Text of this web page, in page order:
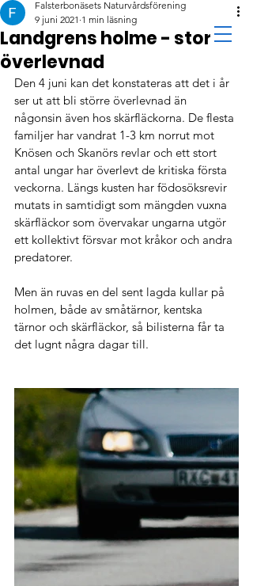
Landgrens holme - stor
överlevnad
Falsterbonäsets Naturvårdsförening
9 juni 2021 1 min läsning
Den 4 juni kan det konstateras att det i år
ser ut att bli större överlevnad än
någonsin även hos skärfläckorna. De flesta
familjer har vandrat 1-3 km norrut mot
Knösen och Skanörs revlar och ett stort
antal ungar har överlevt de kritiska första
veckorna. Längs kusten har födosöksrevir
mutats in samtidigt som mängden vuxna
skärfläckor som övervakar ungarna utgör
ett kollektivt försvar mot kråkor och andra
predatorer.
Men än ruvas en del sent lagda kullar på
holmen, både av småtärnor, kentska
tärnor och skärfläckor, så bilisterna får ta
det lugnt några dagar till.